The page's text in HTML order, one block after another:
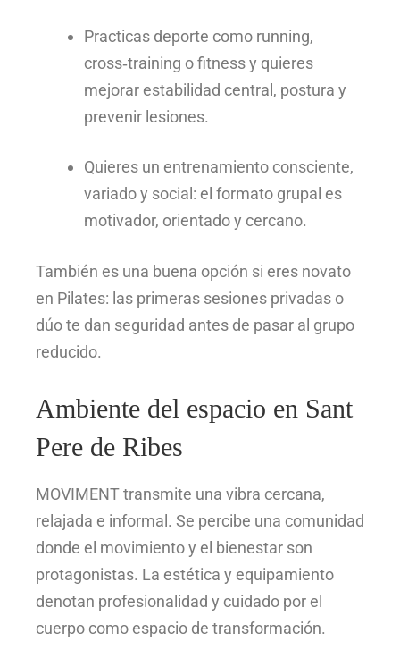
Practicas deporte como running,
cross‑training o fitness y quieres
mejorar estabilidad central, postura y
prevenir lesiones.
Quieres un entrenamiento consciente,
variado y social: el formato grupal es
motivador, orientado y cercano.
También es una buena opción si eres novato
en Pilates: las primeras sesiones privadas o
dúo te dan seguridad antes de pasar al grupo
reducido.
Ambiente del espacio en Sant
Pere de Ribes
MOVIMENT transmite una vibra cercana,
relajada e informal. Se percibe una comunidad
donde el movimiento y el bienestar son
protagonistas. La estética y equipamiento
denotan profesionalidad y cuidado por el
cuerpo como espacio de transformación.